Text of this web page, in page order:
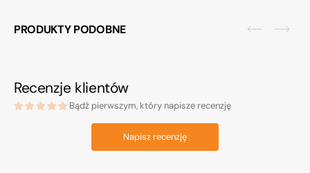
PRODUKTY PODOBNE
Recenzje klientów
Bądź pierwszym, który napisze recenzję
Napisz recenzję